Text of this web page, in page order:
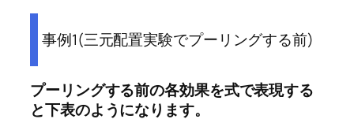
事例1(三元配置実験でプーリングする前)
プーリングする前の各効果を式で表現する
と下表のようになります。